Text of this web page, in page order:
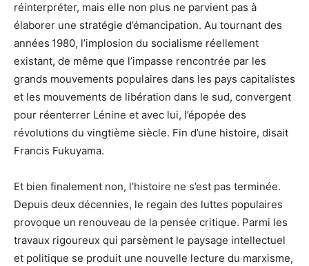
réinterpréter, mais elle non plus ne parvient pas à
élaborer une stratégie d’émancipation. Au tournant des
années 1980, l’implosion du socialisme réellement
existant, de même que l’impasse rencontrée par les
grands mouvements populaires dans les pays capitalistes
et les mouvements de libération dans le sud, convergent
pour réenterrer Lénine et avec lui, l’épopée des
révolutions du vingtième siècle. Fin d’une histoire, disait
Francis Fukuyama.
Et bien finalement non, l’histoire ne s’est pas terminée.
Depuis deux décennies, le regain des luttes populaires
provoque un renouveau de la pensée critique. Parmi les
travaux rigoureux qui parsèment le paysage intellectuel
et politique se produit une nouvelle lecture du marxisme,